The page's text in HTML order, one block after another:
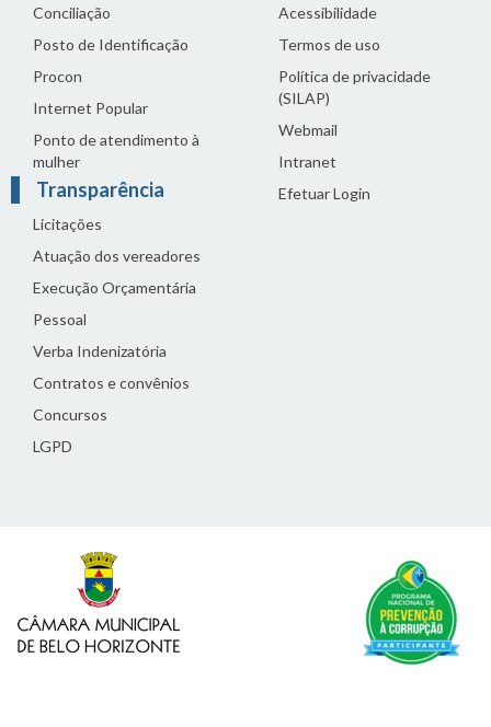
Conciliação
Posto de Identificação
Procon
Internet Popular
Ponto de atendimento à
mulher
Transparência
Licitações
Atuação dos vereadores
Execução Orçamentária
Pessoal
Verba Indenizatória
Contratos e convênios
Concursos
LGPD
Acessibilidade
Termos de uso
Política de privacidade
(SILAP)
Webmail
Intranet
Efetuar Login